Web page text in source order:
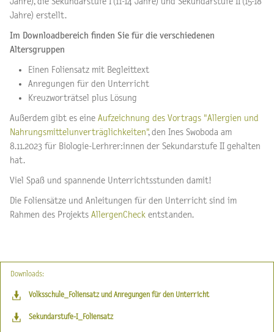
Jahre) erstellt.
Im Downloadbereich finden Sie für die verschiedenen
Altersgruppen
Einen Foliensatz mit Begleittext
Anregungen für den Unterricht
Kreuzworträtsel plus Lösung
Außerdem gibt es eine Aufzeichnung des Vortrags "Allergien und
Nahrungsmittelunverträglichkeiten", den Ines Swoboda am
8.11.2023 für Biologie-Lerhrer:innen der Sekundarstufe II gehalten
hat.
Viel Spaß und spannende Unterrichtsstunden damit!
Die Foliensätze und Anleitungen für den Unterricht sind im
Rahmen des Projekts AllergenCheck entstanden.
Downloads:
Volksschule_Foliensatz und Anregungen für den Unterricht
Sekundarstufe-I_Foliensatz